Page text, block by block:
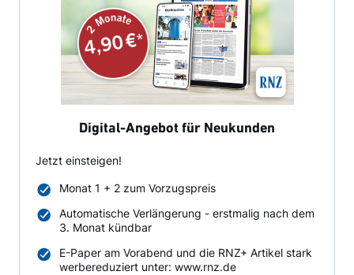
Digital-Angebot für Neukunden
Jetzt einsteigen!
Monat 1 + 2 zum Vorzugspreis
Automatische Verlängerung - erstmalig nach dem
3. Monat kündbar
E-Paper am Vorabend und die RNZ+ Artikel stark
werbereduziert unter: www.rnz.de